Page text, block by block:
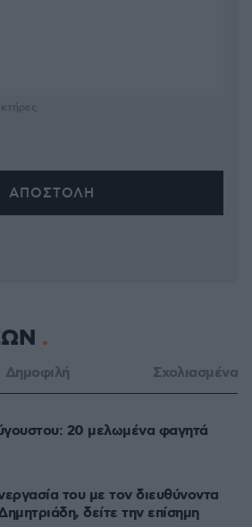
Δημοφιλή Σχολιασμένα
20 μελωμένα φαγητά
του με τον διευθύνοντα
δείτε την επίσημη